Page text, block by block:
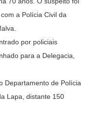
a Polícia Civil da
por policiais
para a Delegacia,
Departamento de Polícia
Lapa, distante 150